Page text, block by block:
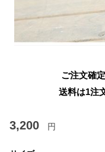
ご注文確
送料は1注
3,200 円